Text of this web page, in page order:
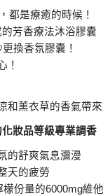
都是療癒的時候！
芳香療法沐浴膠囊
更換香氛膠囊！
！
和薰衣草的香氣帶
妝品等級專業調香
的舒爽氣息瀰漫
天的疲勞
檬份量的6000mg維